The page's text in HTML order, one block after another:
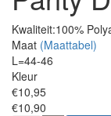
Kwaliteit:100%
Maat (Maattabel)
L=44-46
Kleur
€10,95
€10,90